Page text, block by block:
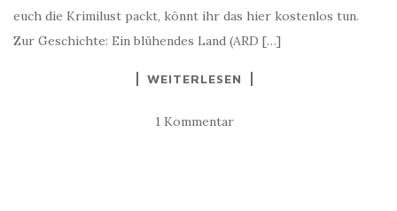
euch die Krimilust packt, könnt ihr das hier kostenlos tun.
Zur Geschichte: Ein blühendes Land (ARD […]
WEITERLESEN
1 Kommentar